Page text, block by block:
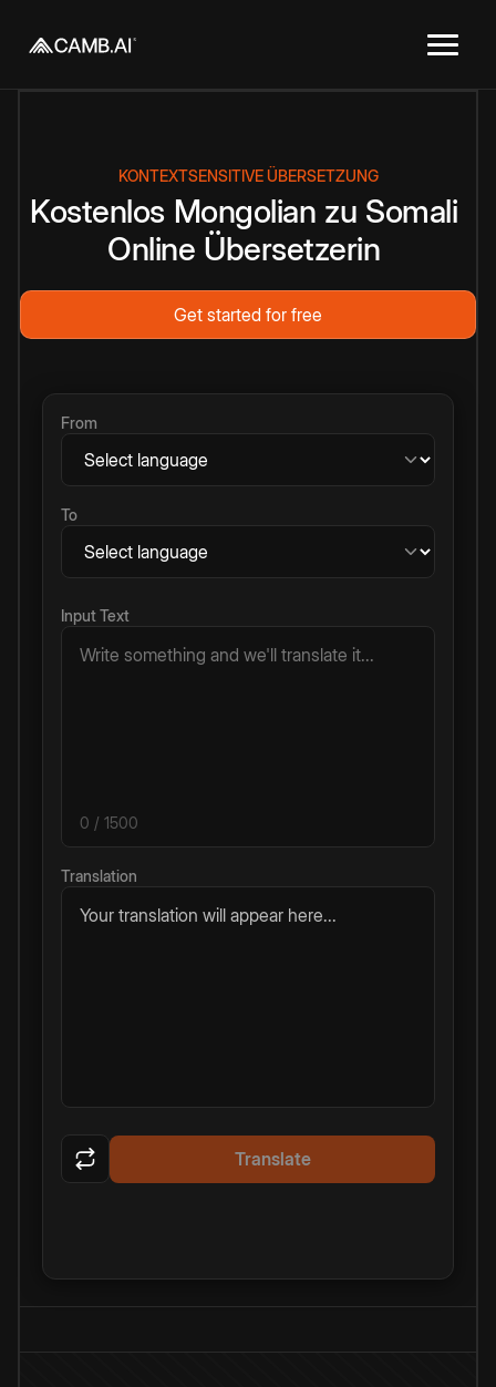
KONTEXTSENSITIVE ÜBERSETZUNG
Kostenlos Mongolian zu Somali
Online Übersetzerin
Get started for free
From
To
Input Text
0 / 1500
Translation
Your translation will appear here...
Translate